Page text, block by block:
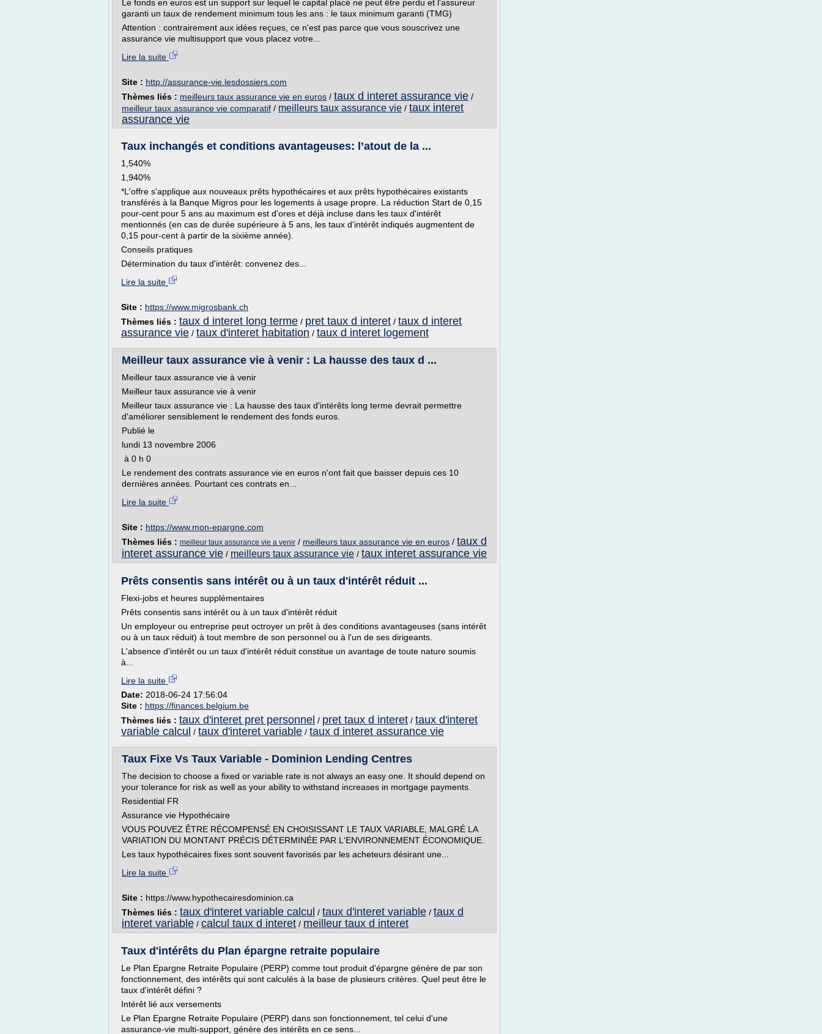
Le fonds en euros est un support sur lequel le capital placé ne peut être perdu et l'assureur
garanti un taux de rendement minimum tous les ans : le taux minimum garanti (TMG)
Attention : contrairement aux idées reçues, ce n'est pas parce que vous souscrivez une
assurance vie multisupport que vous placez votre...
Lire la suite
Site : http://assurance-vie.lesdossiers.com
Thèmes liés : meilleurs taux assurance vie en euros / taux d interet assurance vie /
meilleur taux assurance vie comparatif / meilleurs taux assurance vie / taux interet
assurance vie
Taux inchangés et conditions avantageuses: l’atout de la ...
1,540%
1,940%
*L'offre s'applique aux nouveaux prêts hypothécaires et aux prêts hypothécaires existants
transférés à la Banque Migros pour les logements à usage propre. La réduction Start de 0,15
pour-cent pour 5 ans au maximum est d'ores et déjà incluse dans les taux d'intérêt
mentionnés (en cas de durée supérieure à 5 ans, les taux d'intérêt indiqués augmentent de
0,15 pour-cent à partir de la sixième année).
Conseils pratiques
Détermination du taux d'intérêt: convenez des...
Lire la suite
Site : https://www.migrosbank.ch
Thèmes liés : taux d interet long terme / pret taux d interet / taux d interet
assurance vie / taux d'interet habitation / taux d interet logement
Meilleur taux assurance vie à venir : La hausse des taux d ...
Meilleur taux assurance vie à venir
Meilleur taux assurance vie à venir
Meilleur taux assurance vie : La hausse des taux d'intérêts long terme devrait permettre
d'améliorer sensiblement le rendement des fonds euros.
Publié le
lundi 13 novembre 2006
à 0 h 0
Le rendement des contrats assurance vie en euros n'ont fait que baisser depuis ces 10
dernières années. Pourtant ces contrats en...
Lire la suite
Site : https://www.mon-epargne.com
Thèmes liés : meilleur taux assurance vie a venir / meilleurs taux assurance vie en euros / taux d
interet assurance vie / meilleurs taux assurance vie / taux interet assurance vie
Prêts consentis sans intérêt ou à un taux d'intérêt réduit ...
Flexi-jobs et heures supplémentaires
Prêts consentis sans intérêt ou à un taux d'intérêt réduit
Un employeur ou entreprise peut octroyer un prêt à des conditions avantageuses (sans intérêt
ou à un taux réduit) à tout membre de son personnel ou à l'un de ses dirigeants.
L'absence d'intérêt ou un taux d'intérêt réduit constitue un avantage de toute nature soumis
à...
Lire la suite
Date: 2018-06-24 17:56:04
Site : https://finances.belgium.be
Thèmes liés : taux d'interet pret personnel / pret taux d interet / taux d'interet
variable calcul / taux d'interet variable / taux d interet assurance vie
Taux Fixe Vs Taux Variable - Dominion Lending Centres
The decision to choose a fixed or variable rate is not always an easy one. It should depend on
your tolerance for risk as well as your ability to withstand increases in mortgage payments.
Residential FR
Assurance vie Hypothécaire
VOUS POUVEZ ÊTRE RÉCOMPENSÉ EN CHOISISSANT LE TAUX VARIABLE, MALGRÉ LA
VARIATION DU MONTANT PRÉCIS DÉTERMINÉE PAR L'ENVIRONNEMENT ÉCONOMIQUE.
Les taux hypothécaires fixes sont souvent favorisés par les acheteurs désirant une...
Lire la suite
Site : https://www.hypothecairesdominion.ca
Thèmes liés : taux d'interet variable calcul / taux d'interet variable / taux d
interet variable / calcul taux d interet / meilleur taux d interet
Taux d'intérêts du Plan épargne retraite populaire
Le Plan Epargne Retraite Populaire (PERP) comme tout produit d'épargne génère de par son
fonctionnement, des intérêts qui sont calculés à la base de plusieurs critères. Quel peut être le
taux d'intérêt défini ?
Intérêt lié aux versements
Le Plan Epargne Retraite Populaire (PERP) dans son fonctionnement, tel celui d'une
assurance-vie multi-support, génère des intérêts en ce sens...